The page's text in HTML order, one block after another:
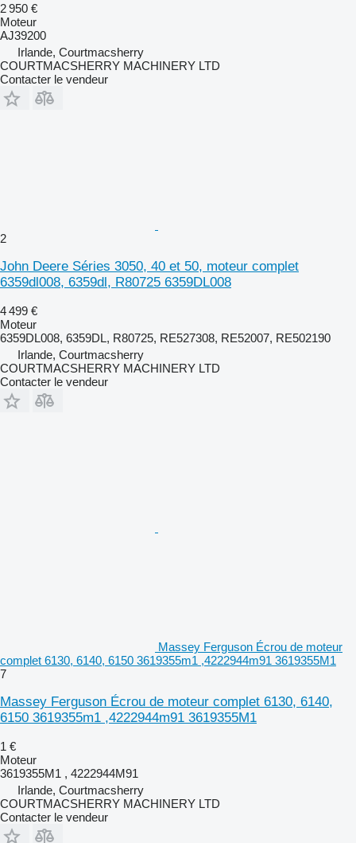
2 950 €
Moteur
AJ39200
Irlande, Courtmacsherry
COURTMACSHERRY MACHINERY LTD
Contacter le vendeur
2
John Deere Séries 3050, 40 et 50, moteur complet
6359dl008, 6359dl, R80725 6359DL008
4 499 €
Moteur
6359DL008, 6359DL, R80725, RE527308, RE52007, RE502190
Irlande, Courtmacsherry
COURTMACSHERRY MACHINERY LTD
Contacter le vendeur
Massey Ferguson Écrou de moteur
complet 6130, 6140, 6150 3619355m1 ,4222944m91 3619355M1
7
Massey Ferguson Écrou de moteur complet 6130, 6140,
6150 3619355m1 ,4222944m91 3619355M1
1 €
Moteur
3619355M1 , 4222944M91
Irlande, Courtmacsherry
COURTMACSHERRY MACHINERY LTD
Contacter le vendeur